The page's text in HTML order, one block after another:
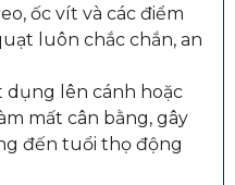
ốc vít và các điểm
luôn chắc chắn, an
dụng lên cánh hoặc
mất cân bằng, gây
đến tuổi thọ động